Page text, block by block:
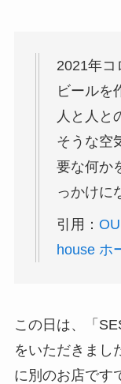
2021年コ
ビールを
人と人と
そうな空
要な何か
っかけに
引用：
house ホ
この日は、「
をいただきまし
に別のお店です